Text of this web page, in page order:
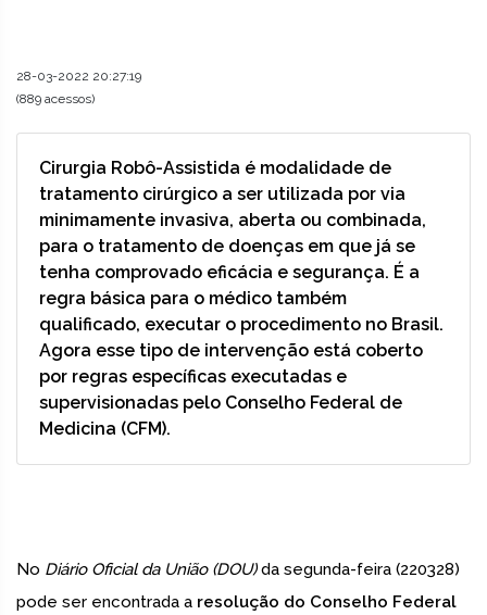
28-03-2022 20:27:19
(889 acessos)
Cirurgia Robô-Assistida é modalidade de
tratamento cirúrgico a ser utilizada por via
minimamente invasiva, aberta ou combinada,
para o tratamento de doenças em que já se
tenha comprovado eficácia e segurança. É a
regra básica para o médico também
qualificado, executar o procedimento no Brasil.
Agora esse tipo de intervenção está coberto
por regras específicas executadas e
supervisionadas pelo Conselho Federal de
Medicina (CFM).
No Diário Oficial da União (DOU)da segunda-feira (220328)
pode ser encontrada a resolução do Conselho Federal